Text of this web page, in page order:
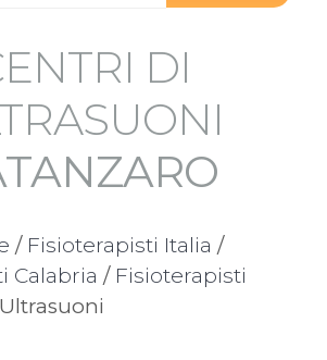
DI
/ Fisioterapisti Italia /
Calabria / Fisioterapisti